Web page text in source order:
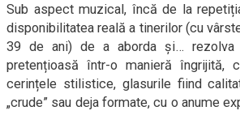
Sub aspect muzical, încă de la
disponibilitatea reală a tinerilor (cu
39 de ani) de a aborda și… rezolva
pretențioasă într-o manieră îngrijită,
cerințele stilistice, glasurile fiind
„crude” sau deja formate, cu o anume